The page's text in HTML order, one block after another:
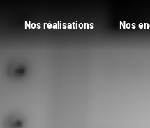
Nos réalisations Nos